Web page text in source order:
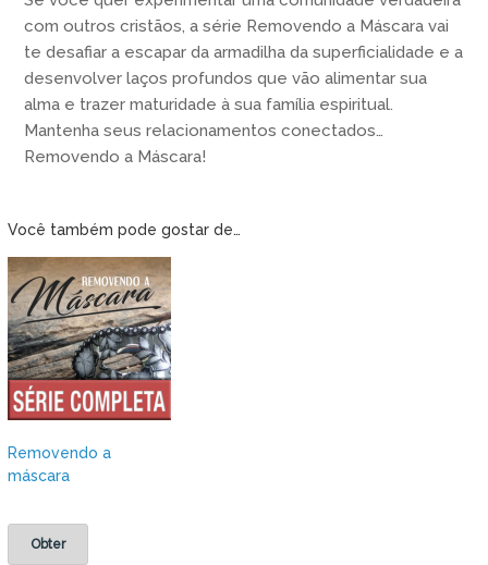
com outros cristãos, a série Removendo a Máscara vai
te desafiar a escapar da armadilha da superficialidade e a
desenvolver laços profundos que vão alimentar sua
alma e trazer maturidade à sua família espiritual.
Mantenha seus relacionamentos conectados…
Removendo a Máscara!
Você também pode gostar de…
Removendo a
máscara
Obter